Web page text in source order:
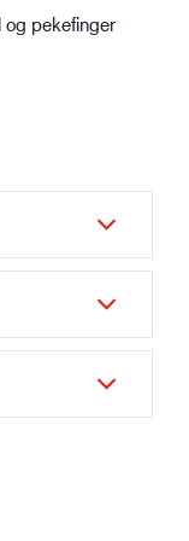
pekefinger